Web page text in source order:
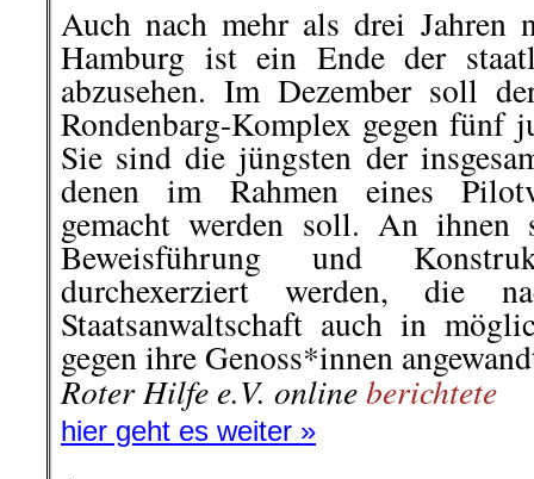
Auch nach mehr als drei Jahren
Hamburg ist ein Ende der
abzusehen. Im Dezember soll
Rondenbarg-Komplex gegen fünf
Sie sind die jüngsten der
denen im Rahmen eines
gemacht werden soll. An ihnen
Beweisführung und
durchexerziert werden, die
Staatsanwaltschaft auch in
gegen ihre Genoss*innen
Roter Hilfe e.V. onlineberichtete
hier geht es weiter »